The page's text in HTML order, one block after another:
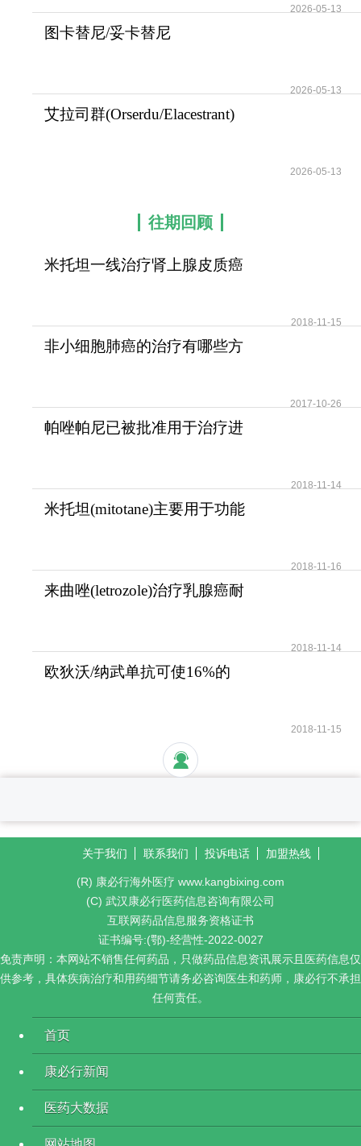
2026-05-13
图卡替尼/妥卡替尼
2026-05-13
艾拉司群(Orserdu/Elacestrant)
2026-05-13
往期回顾
米托坦一线治疗肾上腺皮质癌
2018-11-15
非小细胞肺癌的治疗有哪些方
2017-10-26
帕唑帕尼已被批准用于治疗进
2018-11-14
米托坦(mitotane)主要用于功能
2018-11-16
来曲唑(letrozole)治疗乳腺癌耐
2018-11-14
欧狄沃/纳武单抗可使16%的
2018-11-15
关于我们 联系我们 投诉电话 加盟热线
(R) 康必行海外医疗 www.kangbixing.com
(C) 武汉康必行医药信息咨询有限公司
互联网药品信息服务资格证书
证书编号:(鄂)-经营性-2022-0027
免责声明：本网站不销售任何药品，只做药品信息资讯展示且医药信息仅
供参考，具体疾病治疗和用药细节请务必咨询医生和药师，康必行不承担
任何责任。
首页
康必行新闻
医药大数据